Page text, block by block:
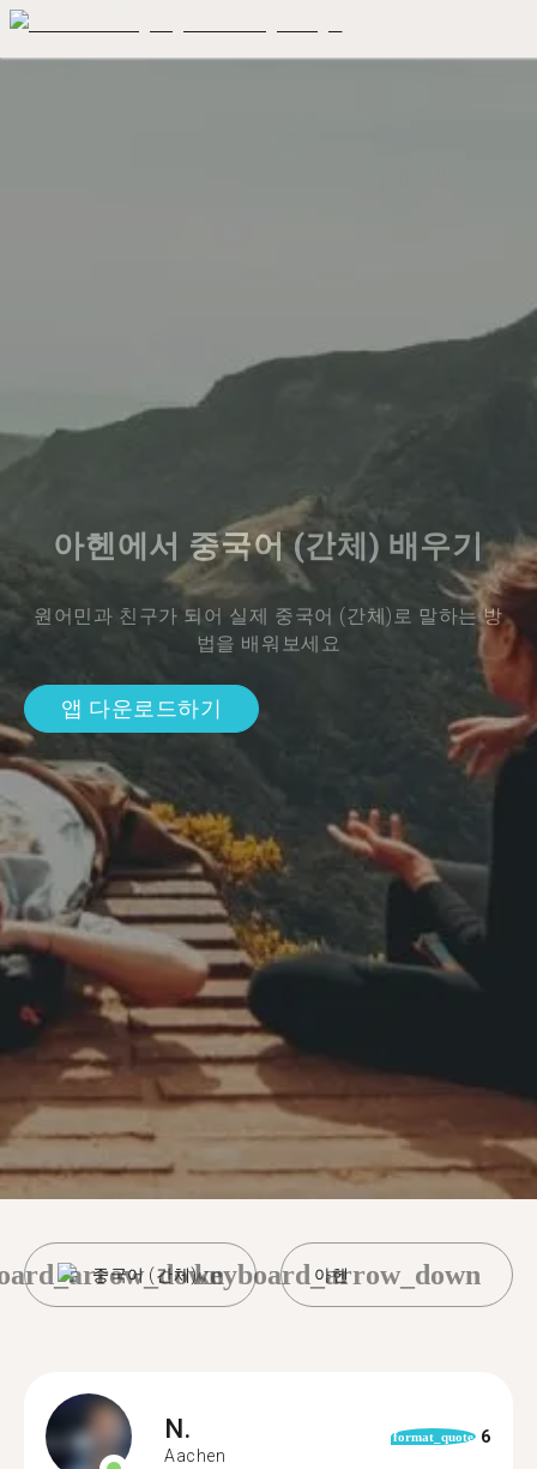
아헨에서 중국어 (간체) 배우기
원어민과 친구가 되어 실제 중국어 (간체)로 말하는 방
법을 배워보세요
앱 다운로드하기
중국어 (간체) 아헨
keyboard_arrow_down
N.
Aachen
format_quote 6